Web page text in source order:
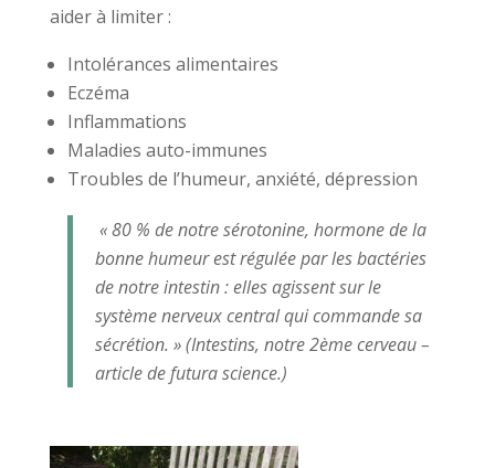
aider à limiter :
Intolérances alimentaires
Eczéma
Inflammations
Maladies auto-immunes
Troubles de l’humeur, anxiété, dépression
« 80 % de notre sérotonine, hormone de la
bonne humeur est régulée par les bactéries
de notre intestin : elles agissent sur le
système nerveux central qui commande sa
sécrétion. » (Intestins, notre 2ème cerveau –
article de futura science.)